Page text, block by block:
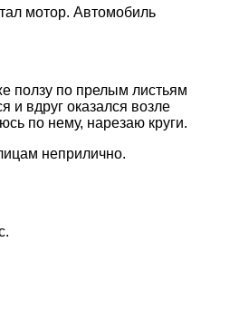
мотор. Автомобиль
ползу по прелым листьям
и вдруг оказался возле
по нему, нарезаю круги.
неприлично.